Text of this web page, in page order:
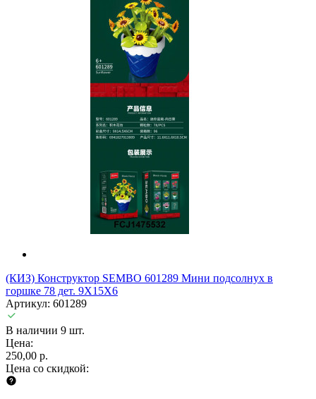
(КИЗ) Конструктор SEMBO 601289 Мини подсолнух в
горшке 78 дет. 9X15X6
Артикул: 601289
В наличии 9 шт.
Цена:
250,00 р.
Цена со скидкой: